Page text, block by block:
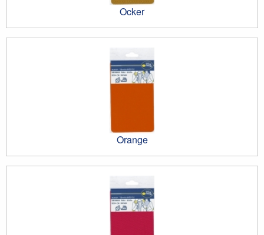
Ocker
Orange